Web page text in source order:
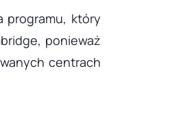
programu, który
ponieważ
centrach